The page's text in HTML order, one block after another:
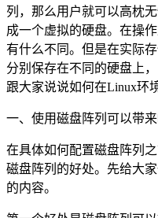
列，那么用户就可以高枕
成一个虚拟的硬盘。在操
有什么不同。但是在实际
分别保存在不同的硬盘上
跟大家说说如何在Linux环
一、使用磁盘阵列可以带
在具体如何配置磁盘阵列
磁盘阵列的好处。先给大
的内容。